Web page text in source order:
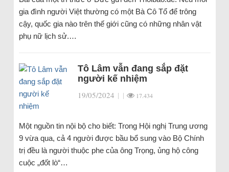
gia đình người Việt thường có một Bà Cô Tổ để trông
cậy, quốc gia nào trên thế giới cũng có những nhân vật
phụ nữ lịch sử.…
Tô Lâm vẫn đang sắp đặt
người kế nhiệm
19/05/2024 | | 17.434
Một nguồn tin nội bộ cho biết: Trong Hội nghị Trung ương
9 vừa qua, cả 4 người được bầu bổ sung vào Bộ Chính
trị đều là người thuộc phe của ông Trọng, ủng hộ công
cuộc „đốt lò“…